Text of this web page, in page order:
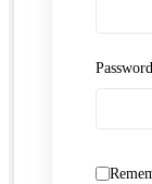
Password